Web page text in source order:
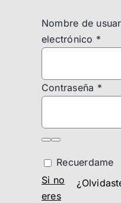
Nombre de
electrónico *
Contraseña *
Recuerdame
Si no
eres